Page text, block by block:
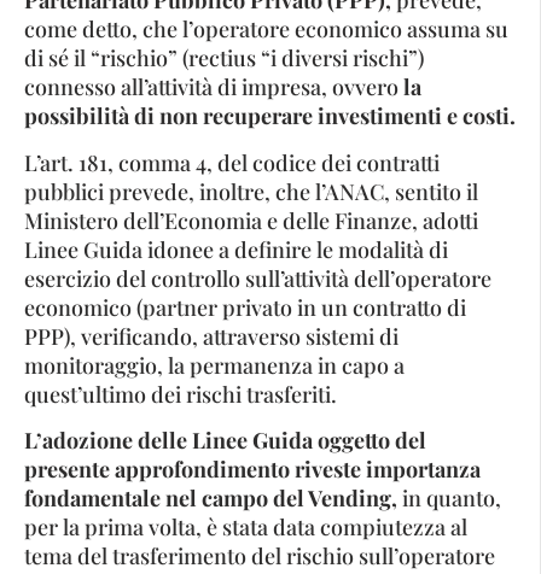
come detto, che l’operatore economico assuma su
di sé il “rischio” (rectius “i diversi rischi”)
connesso all’attività di impresa, ovverola
possibilità di non recuperare investimenti e costi.
L’art. 181, comma 4, del codice dei contratti
pubblici prevede, inoltre, che l’ANAC, sentito il
Ministero dell’Economia e delle Finanze, adotti
Linee Guida idonee a definire le modalità di
esercizio del controllo sull’attività dell’operatore
economico (partner privato in un contratto di
PPP), verificando, attraverso sistemi di
monitoraggio, la permanenza in capo a
quest’ultimo dei rischi trasferiti.
L’adozione delle Linee Guida oggetto del
presente approfondimento riveste importanza
fondamentale nel campo del Vending, in quanto,
per la prima volta, è stata data compiutezza al
tema del trasferimento del rischio sull’operatore